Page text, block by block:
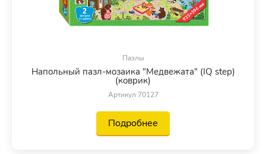
Пазлы
Напольный пазл-мозаика "Медвежата" (IQ step)
(коврик)
Артикул 70127
Подробнее